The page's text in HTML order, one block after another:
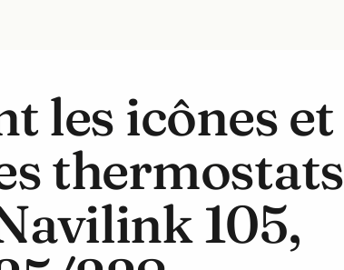
les icônes et
thermostats
105,